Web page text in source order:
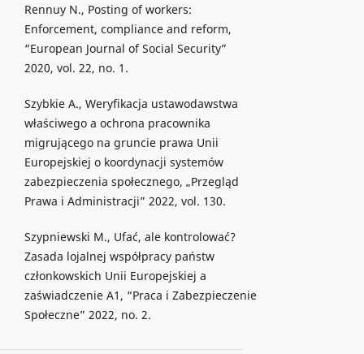
Rennuy N., Posting of workers:
Enforcement, compliance and reform,
“European Journal of Social Security”
2020, vol. 22, no. 1.
Szybkie A., Weryfikacja ustawodawstwa
właściwego a ochrona pracownika
migrującego na gruncie prawa Unii
Europejskiej o koordynacji systemów
zabezpieczenia społecznego, „Przegląd
Prawa i Administracji” 2022, vol. 130.
Szypniewski M., Ufać, ale kontrolować?
Zasada lojalnej współpracy państw
członkowskich Unii Europejskiej a
zaświadczenie A1, “Praca i Zabezpieczenie
Społeczne” 2022, no. 2.